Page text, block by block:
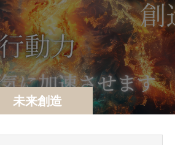
未来創造